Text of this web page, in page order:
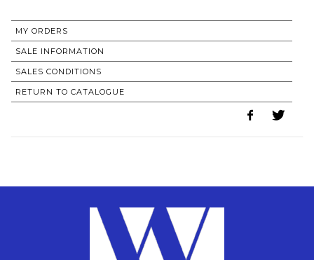
MY ORDERS
SALE INFORMATION
SALES CONDITIONS
RETURN TO CATALOGUE